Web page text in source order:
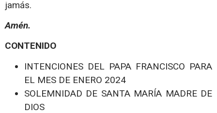
jamás.
Amén.
CONTENIDO
INTENCIONES DEL PAPA FRANCISCO PARA
EL MES DE ENERO 2024
SOLEMNIDAD DE SANTA MARÍA MADRE DE
DIOS